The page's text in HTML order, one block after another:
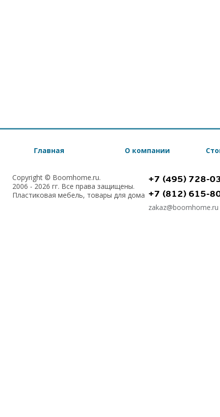
Главная О компании
Copyright © Boomhome.ru.
2006 - 2026 гг. Все права защищены.
Пластиковая мебель, товары для дома
+7 (495) 728-
+7 (812) 615-
zakaz@boomhome.ru